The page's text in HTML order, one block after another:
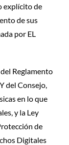
explícito de
de sus
por EL
Reglamento
del Consejo,
en lo que
y la Ley
de
Digitales